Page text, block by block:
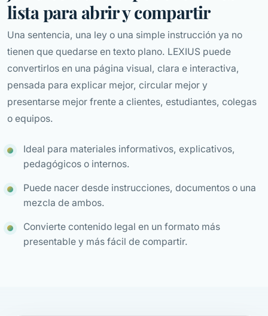
lista para abrir y compartir
Una sentencia, una ley o una simple instrucción ya no
tienen que quedarse en texto plano. LEXIUS puede
convertirlos en una página visual, clara e interactiva,
pensada para explicar mejor, circular mejor y
presentarse mejor frente a clientes, estudiantes, colegas
o equipos.
Ideal para materiales informativos, explicativos,
pedagógicos o internos.
Puede nacer desde instrucciones, documentos o una
mezcla de ambos.
Convierte contenido legal en un formato más
presentable y más fácil de compartir.